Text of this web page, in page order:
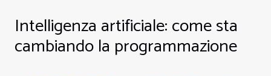
Intelligenza artificiale: come sta
cambiando la programmazione